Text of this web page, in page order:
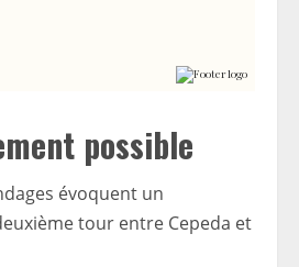
possible
évoquent un
tour entre Cepeda et